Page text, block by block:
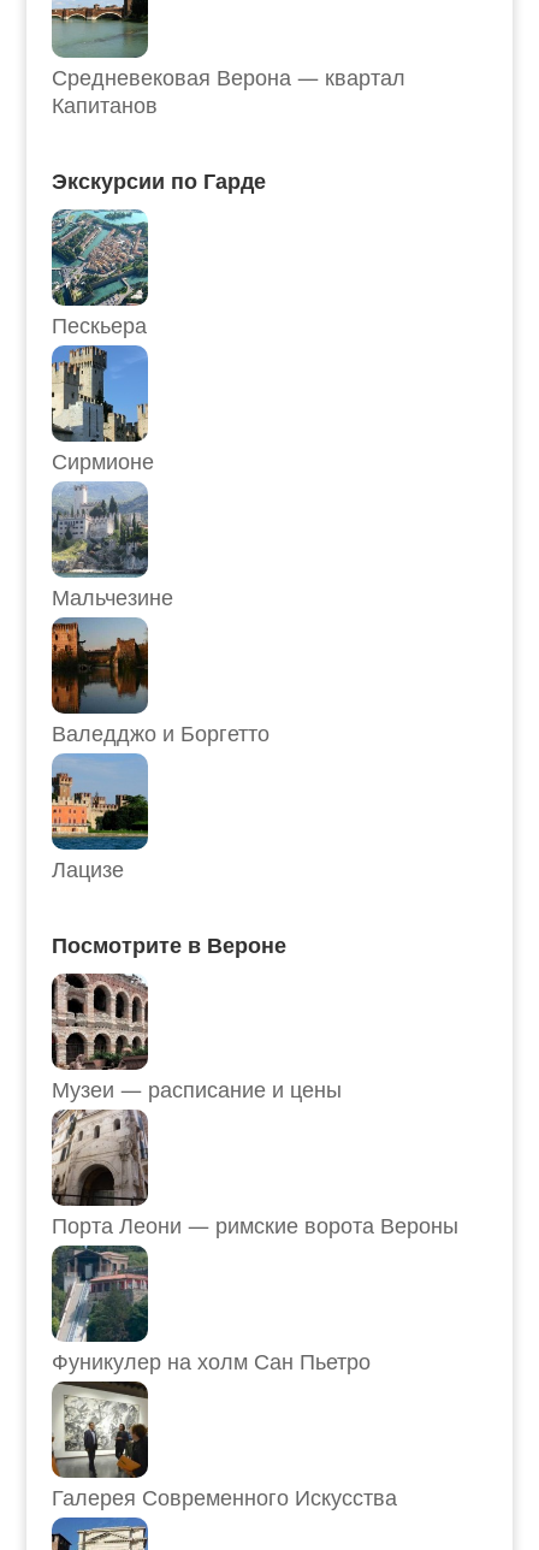
Средневековая Верона — квартал
Капитанов
Экскурсии по Гарде
Пескьера
Сирмионе
Мальчезине
Валедджо и Боргетто
Лацизе
Посмотрите в Вероне
Музеи — расписание и цены
Порта Леони — римские ворота Вероны
Фуникулер на холм Сан Пьетро
Галерея Современного Искусства